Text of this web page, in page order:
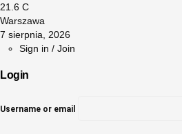
21.6 C
Warszawa
7 sierpnia, 2026
Sign in / Join
Login
Username or email